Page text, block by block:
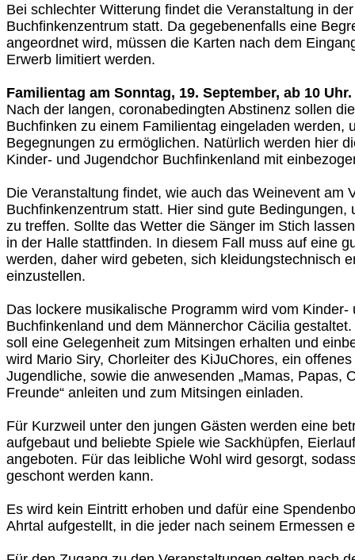
Bei schlechter Witterung findet die Veranstaltung in
Buchfinkenzentrum statt. Da gegebenenfalls eine
angeordnet wird, müssen die Karten nach dem
Erwerb limitiert werden.
Familientag am Sonntag, 19. September, ab 10 Uhr.
Nach der langen, coronabedingten Abstinenz sollen
Buchfinken zu einem Familientag eingeladen werden,
Begegnungen zu ermöglichen. Natürlich werden hier
Kinder- und Jugendchor Buchfinkenland mit
Die Veranstaltung findet, wie auch das Weinevent am
Buchfinkenzentrum statt. Hier sind gute Bedingungen,
zu treffen. Sollte das Wetter die Sänger im Stich
in der Halle stattfinden. In diesem Fall muss auf eine
werden, daher wird gebeten, sich kleidungstechnisch
einzustellen.
Das lockere musikalische Programm wird vom Kinder-
Buchfinkenland und dem Männerchor Cäcilia
soll eine Gelegenheit zum Mitsingen erhalten und
wird Mario Siry, Chorleiter des KiJuChores, ein
Jugendliche, sowie die anwesenden „Mamas, Papas,
Freunde“ anleiten und zum Mitsingen einladen.
Für Kurzweil unter den jungen Gästen werden eine
aufgebaut und beliebte Spiele wie Sackhüpfen,
angeboten. Für das leibliche Wohl wird gesorgt,
geschont werden kann.
Es wird kein Eintritt erhoben und dafür eine
Ahrtal aufgestellt, in die jeder nach seinem Ermessen